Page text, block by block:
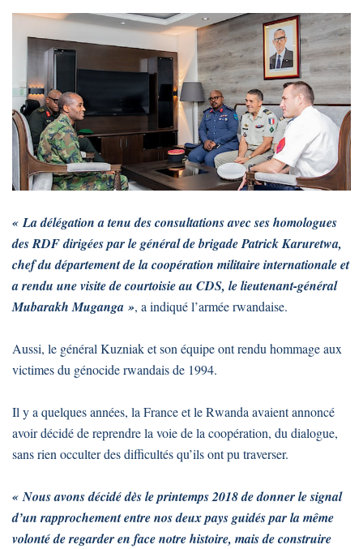
« La délégation a tenu des consultations avec ses homologues
des RDF dirigées par le général de brigade Patrick Karuretwa,
chef du département de la coopération militaire internationale et
a rendu une visite de courtoisie au CDS, le lieutenant-général
Mubarakh Muganga », a indiqué l’armée rwandaise.
Aussi, le général Kuzniak et son équipe ont rendu hommage aux
victimes du génocide rwandais de 1994.
Il y a quelques années, la France et le Rwanda avaient annoncé
avoir décidé de reprendre la voie de la coopération, du dialogue,
sans rien occulter des difficultés qu’ils ont pu traverser.
« Nous avons décidé dès le printemps 2018 de donner le signal
d’un rapprochement entre nos deux pays guidés par la même
volonté de regarder en face notre histoire, mais de construire